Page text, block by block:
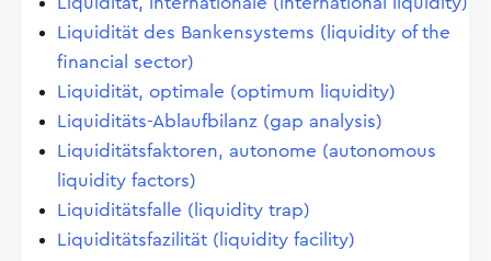
Liquidität des Bankensystems (liquidity of the
financial sector)
Liquidität, optimale (optimum liquidity)
Liquiditäts-Ablaufbilanz (gap analysis)
Liquiditätsfaktoren, autonome (autonomous
liquidity factors)
Liquiditätsfalle (liquidity trap)
Liquiditätsfazilität (liquidity facility)